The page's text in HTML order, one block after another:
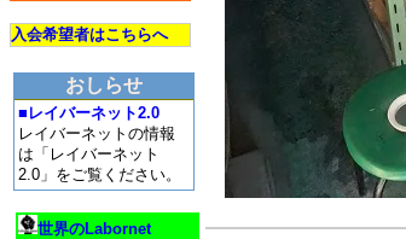
入会希望者はこちらへ
おしらせ
■レイバーネット2.0
レイバーネットの情報
は「レイバーネット
2.0」をご覧ください。
世界のLabornet